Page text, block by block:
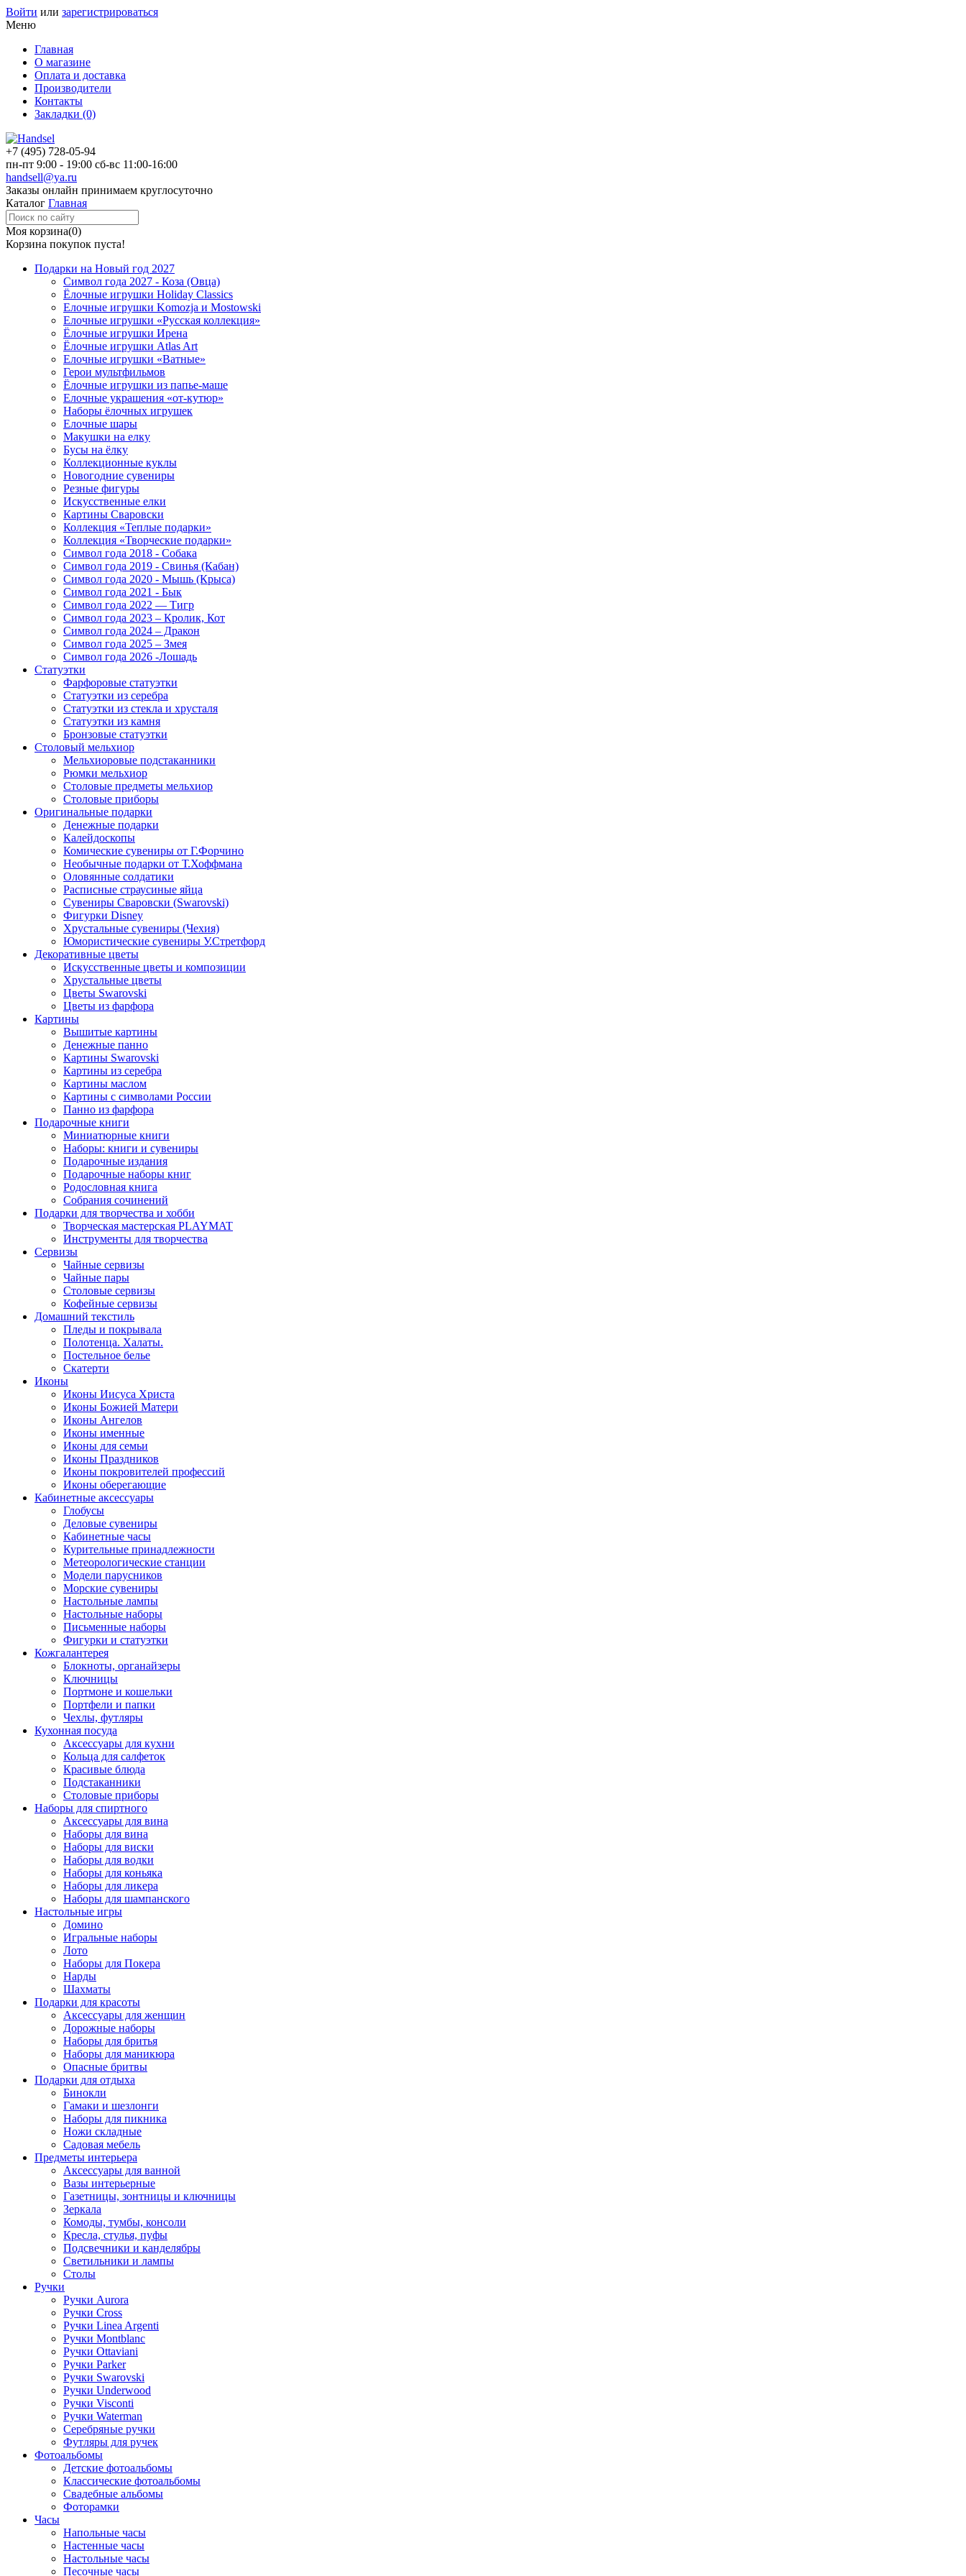
Войти или зарегистрироваться
Меню
Главная
О магазине
Оплата и доставка
Производители
Контакты
Закладки (0)
+7 (495) 728-05-94
пн-пт 9:00 - 19:00 сб-вс 11:00-16:00
handsell@ya.ru
Заказы онлайн принимаем круглосуточно
Каталог Главная
Моя корзина(0)
Корзина покупок пуста!
Подарки на Новый год 2027
Символ года 2027 - Коза (Овца)
Ёлочные игрушки Holiday Classics
Елочные игрушки Komozja и Mostowski
Елочные игрушки «Русская коллекция»
Ёлочные игрушки Ирена
Ёлочные игрушки Atlas Art
Елочные игрушки «Ватные»
Герои мультфильмов
Ёлочные игрушки из папье-маше
Елочные украшения «от-кутюр»
Наборы ёлочных игрушек
Елочные шары
Макушки на елку
Бусы на ёлку
Коллекционные куклы
Новогодние сувениры
Резные фигуры
Искусственные елки
Картины Сваровски
Коллекция «Теплые подарки»
Коллекция «Творческие подарки»
Символ года 2018 - Собака
Символ года 2019 - Свинья (Кабан)
Символ года 2020 - Мышь (Крыса)
Символ года 2021 - Бык
Символ года 2022 — Тигр
Символ года 2023 – Кролик, Кот
Символ года 2024 – Дракон
Символ года 2025 – Змея
Символ года 2026 -Лошадь
Статуэтки
Фарфоровые статуэтки
Статуэтки из серебра
Статуэтки из стекла и хрусталя
Статуэтки из камня
Бронзовые статуэтки
Столовый мельхиор
Мельхиоровые подстаканники
Рюмки мельхиор
Столовые предметы мельхиор
Столовые приборы
Оригинальные подарки
Денежные подарки
Калейдоскопы
Комические сувениры от Г.Форчино
Необычные подарки от Т.Хоффмана
Оловянные солдатики
Расписные страусиные яйца
Сувениры Сваровски (Swarovski)
Фигурки Disney
Хрустальные сувениры (Чехия)
Юмористические сувениры У.Стретфорд
Декоративные цветы
Искусственные цветы и композиции
Хрустальные цветы
Цветы Swarovski
Цветы из фарфора
Картины
Вышитые картины
Денежные панно
Картины Swarovski
Картины из серебра
Картины маслом
Картины с символами России
Панно из фарфора
Подарочные книги
Миниатюрные книги
Наборы: книги и сувениры
Подарочные издания
Подарочные наборы книг
Родословная книга
Собрания сочинений
Подарки для творчества и хобби
Творческая мастерская PLAYMAT
Инструменты для творчества
Cервизы
Чайные сервизы
Чайные пары
Столовые сервизы
Кофейные сервизы
Домашний текстиль
Пледы и покрывала
Полотенца. Халаты.
Постельное белье
Скатерти
Иконы
Иконы Иисуса Христа
Иконы Божией Матери
Иконы Ангелов
Иконы именные
Иконы для семьи
Иконы Праздников
Иконы покровителей профессий
Иконы оберегающие
Кабинетные аксессуары
Глобусы
Деловые сувениры
Кабинетные часы
Курительные принадлежности
Метеорологические станции
Модели парусников
Морские сувениры
Настольные лампы
Настольные наборы
Письменные наборы
Фигурки и статуэтки
Кожгалантерея
Блокноты, органайзеры
Ключницы
Портмоне и кошельки
Портфели и папки
Чехлы, футляры
Кухонная посуда
Аксессуары для кухни
Кольца для салфеток
Красивые блюда
Подстаканники
Столовые приборы
Наборы для спиртного
Аксессуары для вина
Наборы для вина
Наборы для виски
Наборы для водки
Наборы для коньяка
Наборы для ликера
Наборы для шампанского
Настольные игры
Домино
Игральные наборы
Лото
Наборы для Покера
Нарды
Шахматы
Подарки для красоты
Аксессуары для женщин
Дорожные наборы
Наборы для бритья
Наборы для маникюра
Опасные бритвы
Подарки для отдыха
Бинокли
Гамаки и шезлонги
Наборы для пикника
Ножи складные
Садовая мебель
Предметы интерьера
Аксессуары для ванной
Вазы интерьерные
Газетницы, зонтницы и ключницы
Зеркала
Комоды, тумбы, консоли
Кресла, стулья, пуфы
Подсвечники и канделябры
Светильники и лампы
Столы
Ручки
Ручки Aurora
Ручки Cross
Ручки Linea Argenti
Ручки Montblanc
Ручки Ottaviani
Ручки Parker
Ручки Swarovski
Ручки Underwood
Ручки Visconti
Ручки Waterman
Серебряные ручки
Футляры для ручек
Фотоальбомы
Детские фотоальбомы
Классические фотоальбомы
Свадебные альбомы
Фоторамки
Часы
Напольные часы
Настенные часы
Настольные часы
Песочные часы